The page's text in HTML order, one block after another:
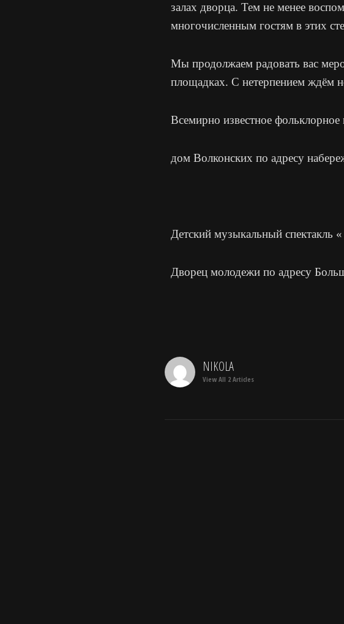
залах дворца. Тем не менее
многочисленным гостям в этих
Мы продолжаем радовать вас
площадках. С нетерпением ждём
Всемирно известное
дом Волконских по адресу
Детский музыкальный
Дворец молодежи по адресу
NIKOLA
View All 2 Articles